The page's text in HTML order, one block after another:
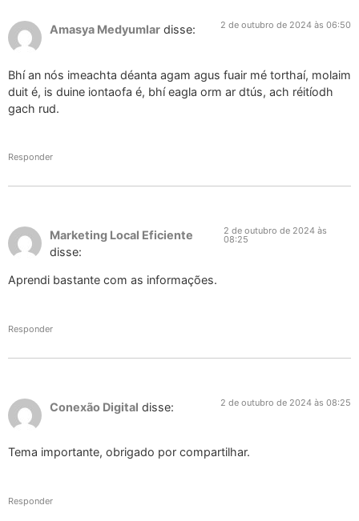
Amasya Medyumlar disse: 2 de outubro de 2024 às 06:50
Bhí an nós imeachta déanta agam agus fuair mé torthaí, molaim
duit é, is duine iontaofa é, bhí eagla orm ar dtús, ach réitíodh
gach rud.
Responder
Marketing Local Eficiente
disse:
2 de outubro de 2024 às
08:25
Aprendi bastante com as informações.
Responder
Conexão Digital disse: 2 de outubro de 2024 às 08:25
Tema importante, obrigado por compartilhar.
Responder